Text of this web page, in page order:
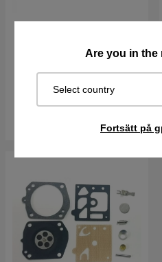
Are you in the
Select country
Fortsätt på
66 kr